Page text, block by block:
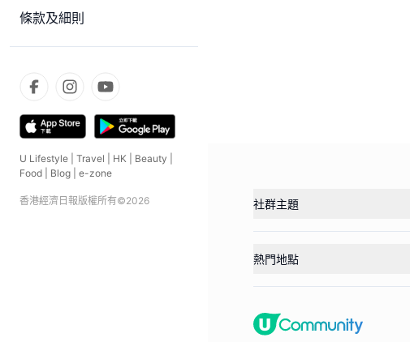
條款及細則
U Lifestyle Travel HK Beauty
Food
Blog e-zone
香港經濟日報版權所有©2026 社群主題
熱門地點